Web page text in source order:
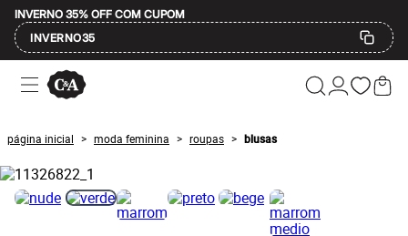
INVERNO 35% OFF COM CUPOM
INVERNO35
Ofertas
Compre por Departamento
Masculino
Infantil
Calçados
Mindse7
Plus Size
página inicial > moda feminina > roupas > blusas